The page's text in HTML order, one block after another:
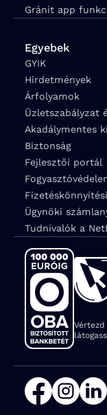
Gránit app
Egyebek
GYIK
Hirdetmények
Árfolyamok
Üzletszabályzat
Akadálymentes
Biztonság
Fejlesztői portál
Ügynöki
Tudnivalók a